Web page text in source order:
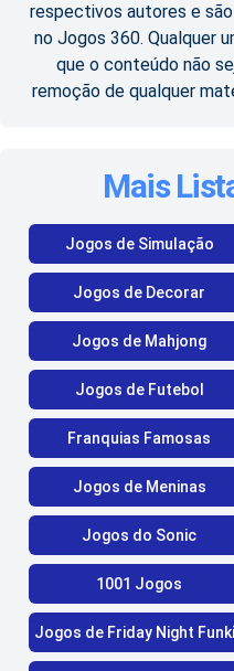
respectivos autores e
no Jogos 360. Qualquer
que o conteúdo não
remoção de qualquer
Mais
Jogos de Simulação
Jogos de Decorar
Jogos de Mahjong
Jogos de Futebol
Franquias Famosas
Jogos de Meninas
Jogos do Sonic
1001 Jogos
Jogos de Friday Night